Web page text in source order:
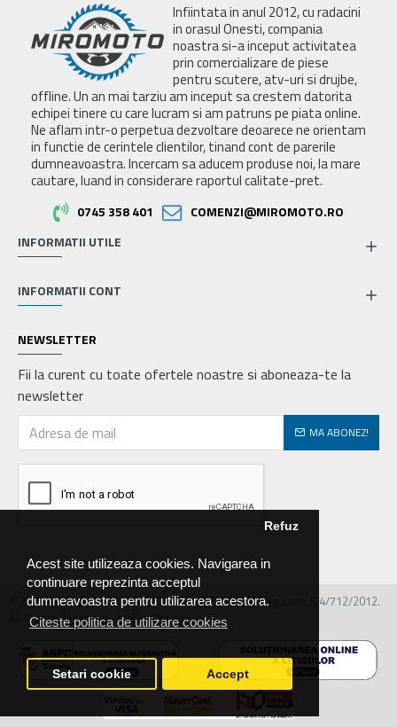
Acest site utilizeaza cookies. Navigarea in
continuare reprezinta acceptul
dumneavoastra pentru utilizarea acestora.
Citeste politica de utilizare cookies
Refuz
Setari cookie Accept
Infiintata in anul 2012, cu radacini
in orasul Onesti, compania
noastra si-a inceput activitatea
prin comercializare de piese
pentru scutere, atv-uri si drujbe,
offline. Un an mai tarziu am inceput sa crestem datorita
echipei tinere cu care lucram si am patruns pe piata online.
Ne aflam intr-o perpetua dezvoltare deoarece ne orientam
in functie de cerintele clientilor, tinand cont de parerile
dumneavoastra. Incercam sa aducem produse noi, la mare
cautare, luand in considerare raportul calitate-pret.
0745 358 401
COMENZI@MIROMOTO.RO
INFORMATII UTILE
INFORMATII CONT
NEWSLETTER
Fii la curent cu toate ofertele noastre si aboneaza-te la
newsletter
MA ABONEZ!
© 2026 MIRALEX PARTS SRL, CIF: RO30468586, Nr.reg.com: J04/712/2012.
All Rights Reserved - by DevPro.ro